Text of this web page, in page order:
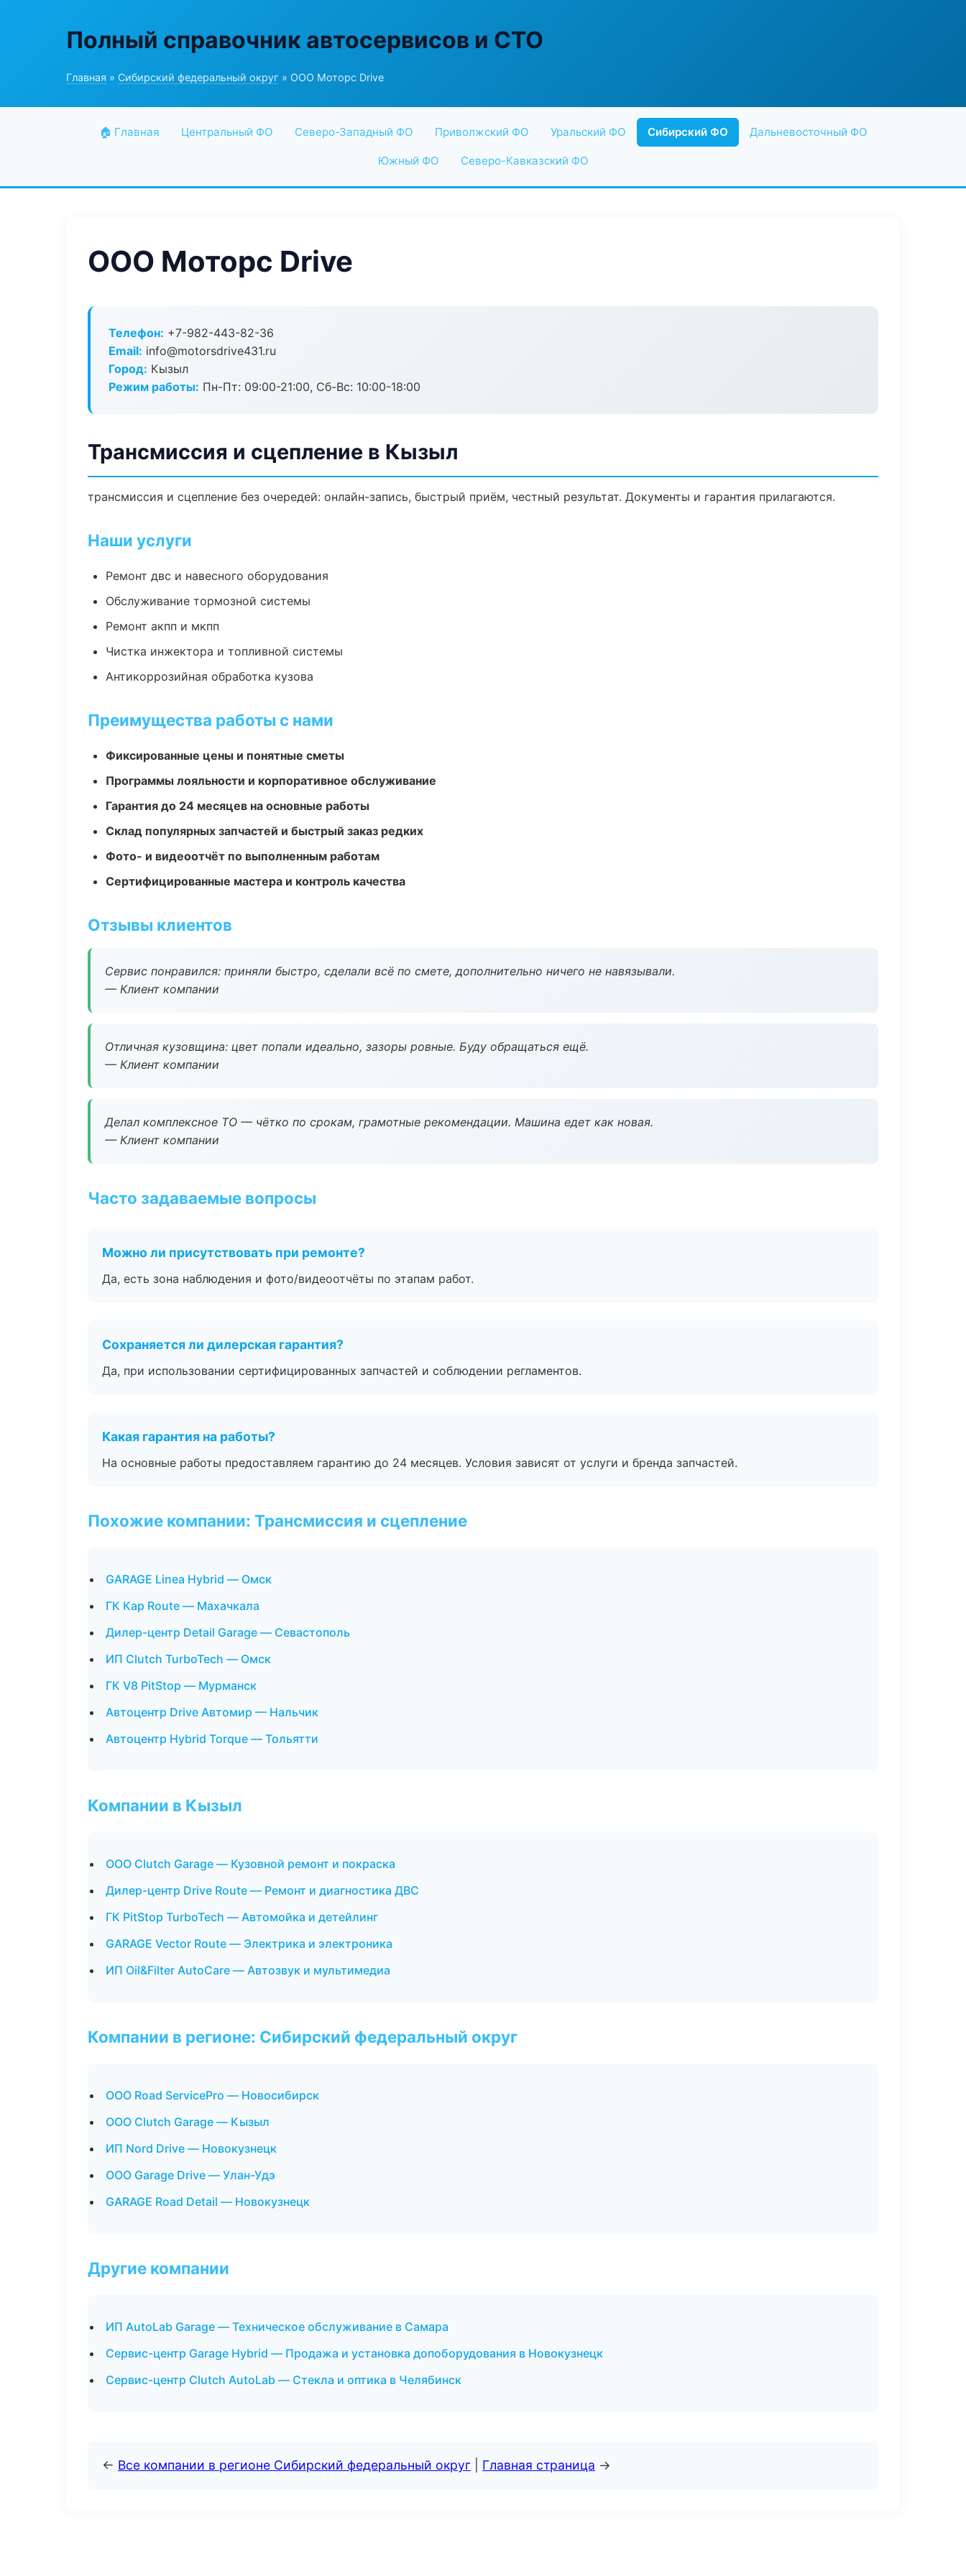
Полный справочник автосервисов и СТО
Главная » Сибирский федеральный округ » ООО Моторс Drive
🏠 Главная Центральный ФО Северо-Западный ФО Приволжский ФО Уральский ФО Сибирский ФО Дальневосточный ФО
Южный ФО Северо-Кавказский ФО
ООО Моторс Drive
Телефон: +7-982-443-82-36
Email: info@motorsdrive431.ru
Город: Кызыл
Режим работы: Пн-Пт: 09:00-21:00, Сб-Вс: 10:00-18:00
Трансмиссия и сцепление в Кызыл
трансмиссия и сцепление без очередей: онлайн-запись, быстрый приём, честный результат. Документы и гарантия прилагаются.
Наши услуги
Ремонт двс и навесного оборудования
Обслуживание тормозной системы
Ремонт акпп и мкпп
Чистка инжектора и топливной системы
Антикоррозийная обработка кузова
Преимущества работы с нами
Фиксированные цены и понятные сметы
Программы лояльности и корпоративное обслуживание
Гарантия до 24 месяцев на основные работы
Склад популярных запчастей и быстрый заказ редких
Фото- и видеоотчёт по выполненным работам
Сертифицированные мастера и контроль качества
Отзывы клиентов
Сервис понравился: приняли быстро, сделали всё по смете, дополнительно ничего не навязывали.
— Клиент компании
Отличная кузовщина: цвет попали идеально, зазоры ровные. Буду обращаться ещё.
— Клиент компании
Делал комплексное ТО — чётко по срокам, грамотные рекомендации. Машина едет как новая.
— Клиент компании
Часто задаваемые вопросы
Можно ли присутствовать при ремонте?
Да, есть зона наблюдения и фото/видеоотчёты по этапам работ.
Сохраняется ли дилерская гарантия?
Да, при использовании сертифицированных запчастей и соблюдении регламентов.
Какая гарантия на работы?
На основные работы предоставляем гарантию до 24 месяцев. Условия зависят от услуги и бренда запчастей.
Похожие компании: Трансмиссия и сцепление
GARAGE Linea Hybrid — Омск
ГК Кар Route — Махачкала
Дилер-центр Detail Garage — Севастополь
ИП Clutch TurboTech — Омск
ГК V8 PitStop — Мурманск
Автоцентр Drive Автомир — Нальчик
Автоцентр Hybrid Torque — Тольятти
Компании в Кызыл
ООО Clutch Garage — Кузовной ремонт и покраска
Дилер-центр Drive Route — Ремонт и диагностика ДВС
ГК PitStop TurboTech — Автомойка и детейлинг
GARAGE Vector Route — Электрика и электроника
ИП Oil&Filter AutoCare — Автозвук и мультимедиа
Компании в регионе: Сибирский федеральный округ
ООО Road ServicePro — Новосибирск
ООО Clutch Garage — Кызыл
ИП Nord Drive — Новокузнецк
ООО Garage Drive — Улан-Удэ
GARAGE Road Detail — Новокузнецк
Другие компании
ИП AutoLab Garage — Техническое обслуживание в Самара
Сервис-центр Garage Hybrid — Продажа и установка допоборудования в Новокузнецк
Сервис-центр Clutch AutoLab — Стекла и оптика в Челябинск
← Все компании в регионе Сибирский федеральный округ Главная страница →